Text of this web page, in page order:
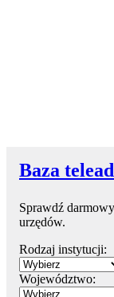
Baza
Sprawdź
urzędów.
Rodzaj instytucji:
Województwo: